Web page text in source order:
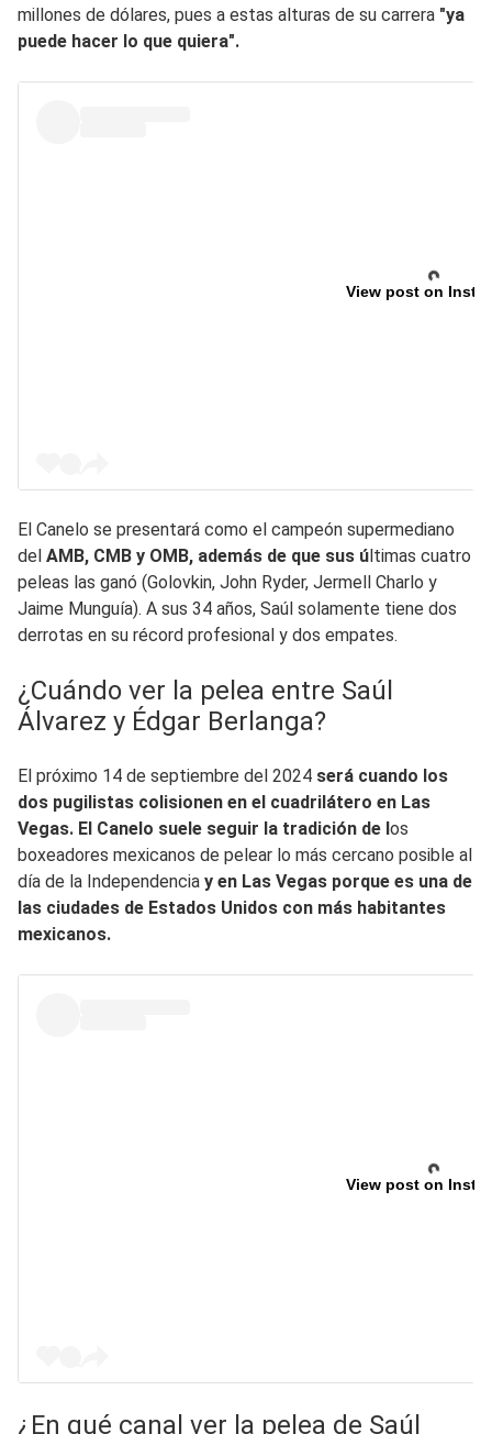
millones de dólares, pues a estas alturas de su carrera "ya
puede hacer lo que quiera".
View post on
El Canelo se presentará como el campeón supermediano
del AMB, CMB y OMB, además de que sus últimas cuatro
peleas las ganó (Golovkin, John Ryder, Jermell Charlo y
Jaime Munguía). A sus 34 años, Saúl solamente tiene dos
derrotas en su récord profesional y dos empates.
¿Cuándo ver la pelea entre Saúl
Álvarez y Édgar Berlanga?
El próximo 14 de septiembre del 2024 será cuando los
dos pugilistas colisionen en el cuadrilátero en Las
Vegas. El Canelo suele seguir la tradición de los
boxeadores mexicanos de pelear lo más cercano posible al
día de la Independencia y en Las Vegas porque es una de
las ciudades de Estados Unidos con más habitantes
mexicanos.
View post on
¿En qué canal ver la pelea de Saúl